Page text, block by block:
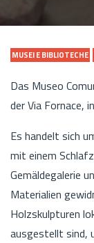
MUSEI E BIBLIOTECHE
Das Museo
der Via Fornace,
Es handelt sich
mit einem
Gemäldegalerie
Materialien
Holzskulpturen
ausgestellt sind,